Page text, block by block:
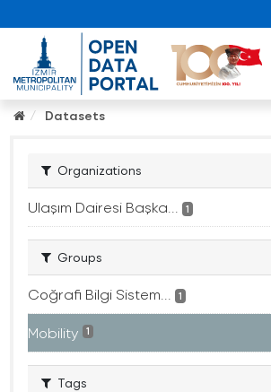
Datasets
Organizations
Ulaşım Dairesi Başka... 1
Groups
Coğrafi Bilgi Sistem... 1
Mobility 1
Tags